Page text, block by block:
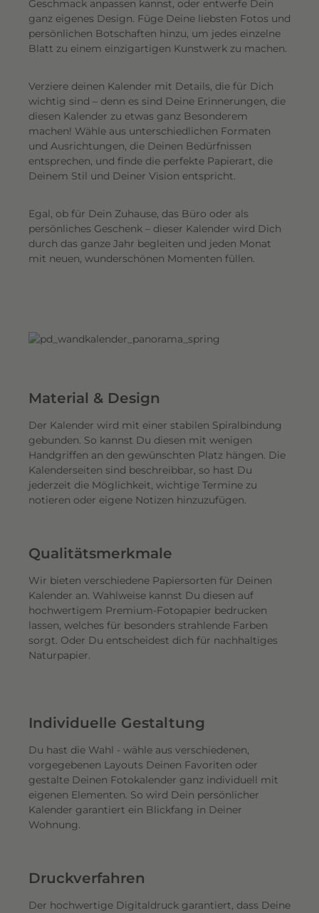
Geschmack anpassen kannst, oder entwerfe Dein
ganz eigenes Design. Füge Deine liebsten Fotos und
persönlichen Botschaften hinzu, um jedes einzelne
Blatt zu einem einzigartigen Kunstwerk zu machen.
Verziere deinen Kalender mit Details, die für Dich
wichtig sind – denn es sind Deine Erinnerungen, die
diesen Kalender zu etwas ganz Besonderem
machen! Wähle aus unterschiedlichen Formaten
und Ausrichtungen, die Deinen Bedürfnissen
entsprechen, und finde die perfekte Papierart, die
Deinem Stil und Deiner Vision entspricht.
Egal, ob für Dein Zuhause, das Büro oder als
persönliches Geschenk – dieser Kalender wird Dich
durch das ganze Jahr begleiten und jeden Monat
mit neuen, wunderschönen Momenten füllen.
Material & Design
Der Kalender wird mit einer stabilen Spiralbindung
gebunden. So kannst Du diesen mit wenigen
Handgriffen an den gewünschten Platz hängen. Die
Kalenderseiten sind beschreibbar, so hast Du
jederzeit die Möglichkeit, wichtige Termine zu
notieren oder eigene Notizen hinzuzufügen.
Qualitätsmerkmale
Wir bieten verschiedene Papiersorten für Deinen
Kalender an. Wahlweise kannst Du diesen auf
hochwertigem Premium-Fotopapier bedrucken
lassen, welches für besonders strahlende Farben
sorgt. Oder Du entscheidest dich für nachhaltiges
Naturpapier.
Individuelle Gestaltung
Du hast die Wahl - wähle aus verschiedenen,
vorgegebenen Layouts Deinen Favoriten oder
gestalte Deinen Fotokalender ganz individuell mit
eigenen Elementen. So wird Dein persönlicher
Kalender garantiert ein Blickfang in Deiner
Wohnung.
Druckverfahren
Der hochwertige Digitaldruck garantiert, dass Deine